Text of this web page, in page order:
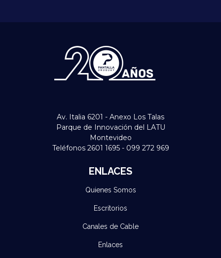
Av. Italia 6201 - Anexo Los Talas
Parque de Innovación del LATU
Montevideo
Teléfonos 2601 1695 - 099 272 969
ENLACES
Quienes Somos
Escritorios
Canales de Cable
Enlaces